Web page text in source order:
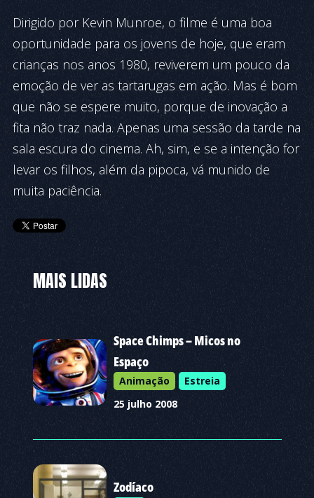
Dirigido por Kevin Munroe, o filme é uma boa
oportunidade para os jovens de hoje, que eram
crianças nos anos 1980, reviverem um pouco da
emoção de ver as tartarugas em ação. Mas é bom
que não se espere muito, porque de inovação a
fita não traz nada. Apenas uma sessão da tarde na
sala escura do cinema. Ah, sim, e se a intenção for
levar os filhos, além da pipoca, vá munido de
muita paciência.
MAIS LIDAS
Space Chimps – Micos no
Espaço
Animação
Estreia
25 julho 2008
Zodíaco